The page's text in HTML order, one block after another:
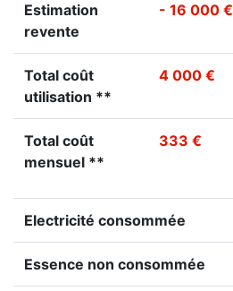
Estimation
revente
- 16 000 €
Total coût
utilisation **
4 000 €
Total coût
mensuel **
333 €
Electricité consommée
Essence non consommée